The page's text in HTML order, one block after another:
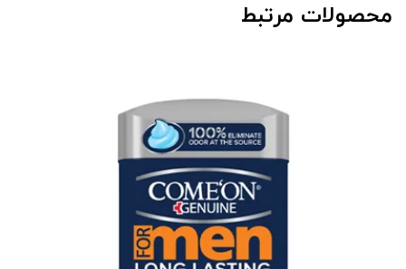
محصولات مرتبط